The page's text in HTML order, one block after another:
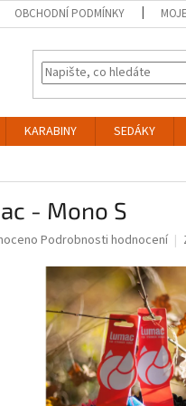
OBCHODNÍ PODMÍNKY
KARABINY SEDÁKY
- Mono S
Podrobnosti hodnocení